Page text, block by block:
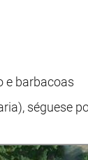
e barbacoas
séguese